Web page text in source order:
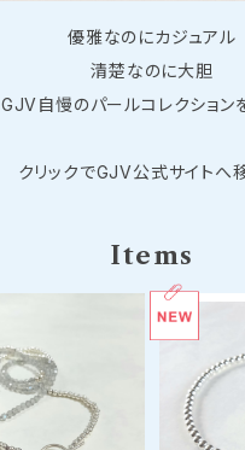
優雅なのにカジュアル
清楚なのに大胆
GJV自慢のパールコレクション
クリックでGJV公式サイトへ
Items